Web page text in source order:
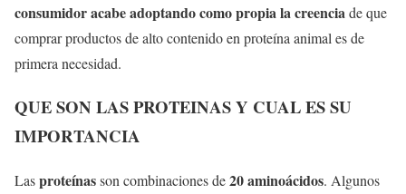
consumidor acabe adoptando como propia la creencia de que
comprar productos de alto contenido en proteína animal es de
primera necesidad.
QUE SON LAS PROTEINAS Y CUAL ES SU
IMPORTANCIA
Lasproteínasson combinaciones de20 aminoácidos. Algunos